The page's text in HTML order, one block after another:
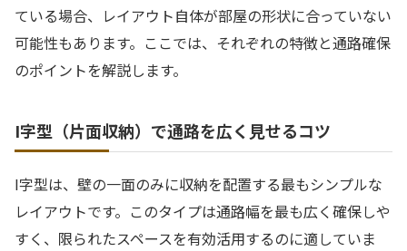
ている場合、レイアウト自体が部屋の形状に合っていない
可能性もあります。ここでは、それぞれの特徴と通路確保
のポイントを解説します。
I字型（片面収納）で通路を広く見せるコツ
I字型は、壁の一面のみに収納を配置する最もシンプルな
レイアウトです。このタイプは通路幅を最も広く確保しや
すく、限られたスペースを有効活用するのに適していま